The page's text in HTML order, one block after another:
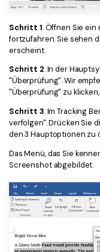
Schritt 1. Öffnen Sie
fortzufahren. Sie sehen
erscheint.
Schritt 2. In der
"Überprüfung". Wir
"Überprüfung" zu
Schritt 3. Im Tracking
verfolgen". Drücken Sie
den 3 Hauptoptionen zu
Das Menü, das Sie
Screenshot abgebildet.